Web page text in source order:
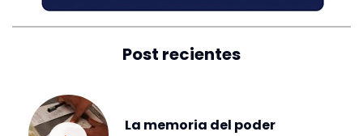
Post recientes
La memoria del poder